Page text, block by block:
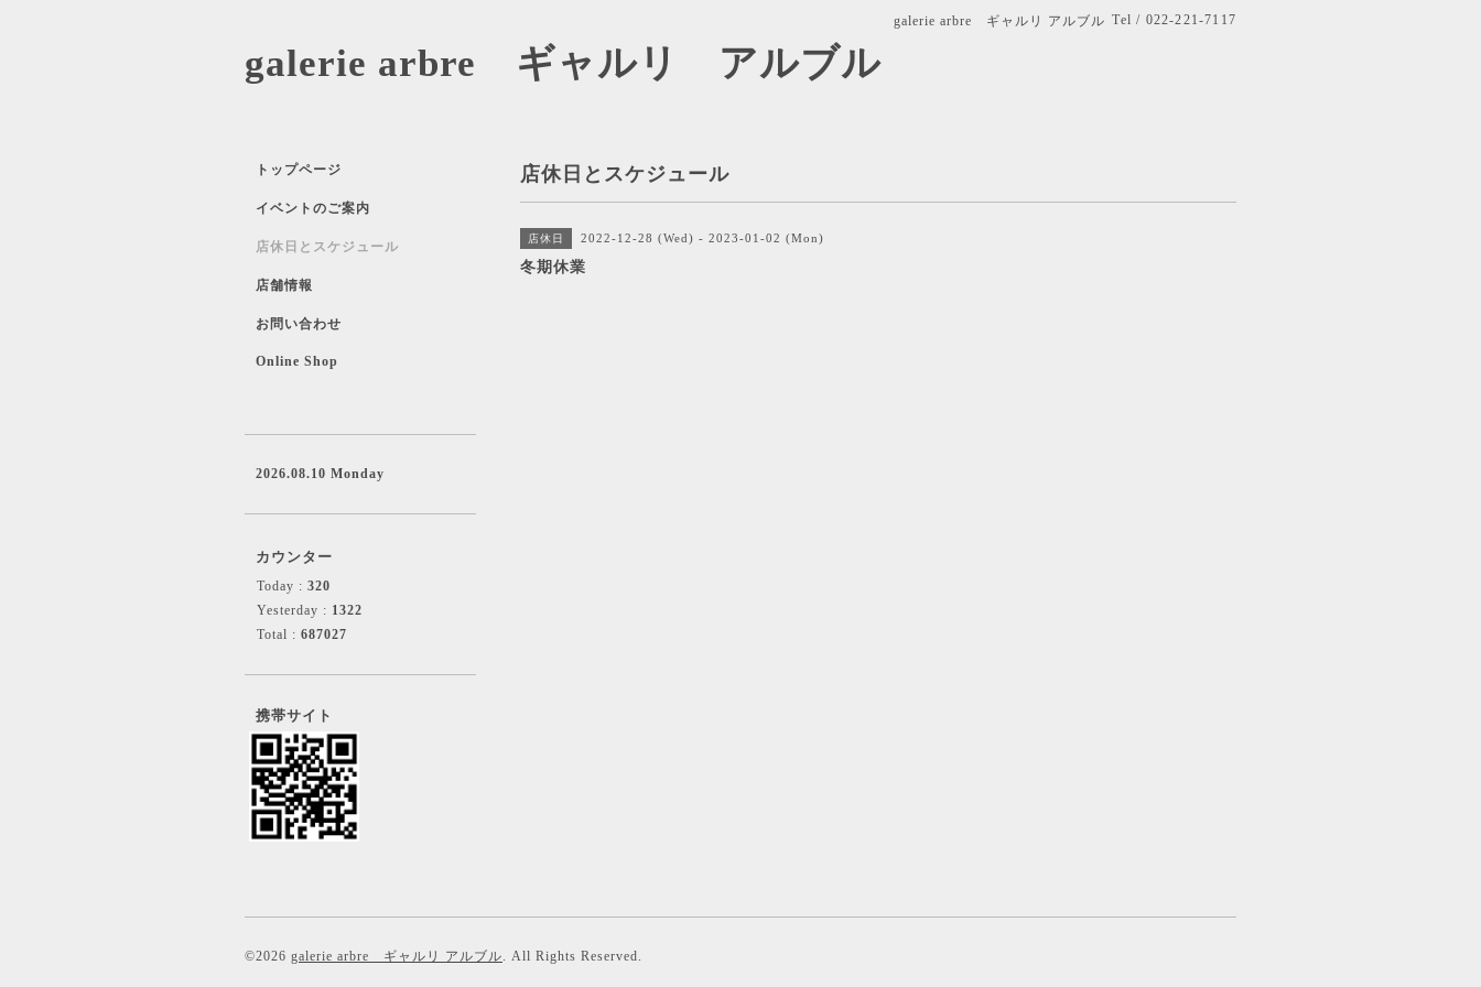
galerie arbre ギャルリ アルブル Tel / 022-221-7117
galerie arbre ギャルリ アルブル
店休日とスケジュール
店休日 2022-12-28 (Wed) - 2023-01-02 (Mon)
冬期休業
トップページ
イベントのご案内
店休日とスケジュール
店舗情報
お問い合わせ
Online Shop
2026.08.10 Monday
カウンター
Today : 320
Yesterday : 1322
Total : 687027
携帯サイト
©2026 galerie arbre ギャルリ アルブル. All Rights Reserved.